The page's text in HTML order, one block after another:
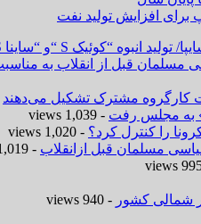
افزایش تولید نفت
مسلمان قبل از انقلاب به
کارگروه مشترک تشکیل می‌دهند
- 1,039 views
را کنترل کرد؟ - 1,020 views
مسلمان قبل ازانقلاب - 1,019 views
شمالی کشور - 940 views